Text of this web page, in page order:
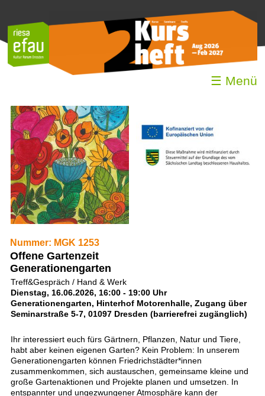
☰ Menü
Nummer: MGK 1253
Offene Gartenzeit
Generationengarten
Treff&Gespräch / Hand & Werk
Dienstag, 16.06.2026, 16:00 - 19:00 Uhr
Generationengarten, Hinterhof Motorenhalle, Zugang über
Seminarstraße 5-7, 01097 Dresden (barrierefrei zugänglich)
Ihr interessiert euch fürs Gärtnern, Pflanzen, Natur und Tiere,
habt aber keinen eigenen Garten? Kein Problem: In unserem
Generationengarten können Friedrichstädter*innen
zusammenkommen, sich austauschen, gemeinsame kleine und
große Gartenaktionen und Projekte planen und umsetzen. In
entspannter und ungezwungener Atmosphäre kann der